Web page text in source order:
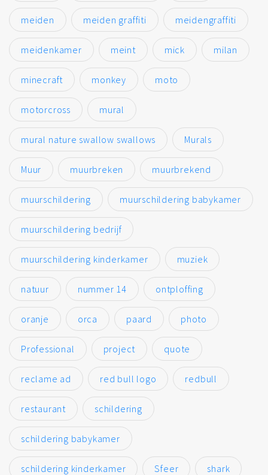
meiden meiden graffiti meidengraffiti
meidenkamer meint mick milan
minecraft monkey moto
motorcross mural
mural nature swallow swallows Murals
Muur muurbreken muurbrekend
muurschildering muurschildering babykamer
muurschildering bedrijf
muurschildering kinderkamer muziek
natuur nummer 14 ontploffing
oranje orca paard photo
Professional project quote
reclame ad red bull logo redbull
restaurant schildering
schildering babykamer
schildering kinderkamer Sfeer shark